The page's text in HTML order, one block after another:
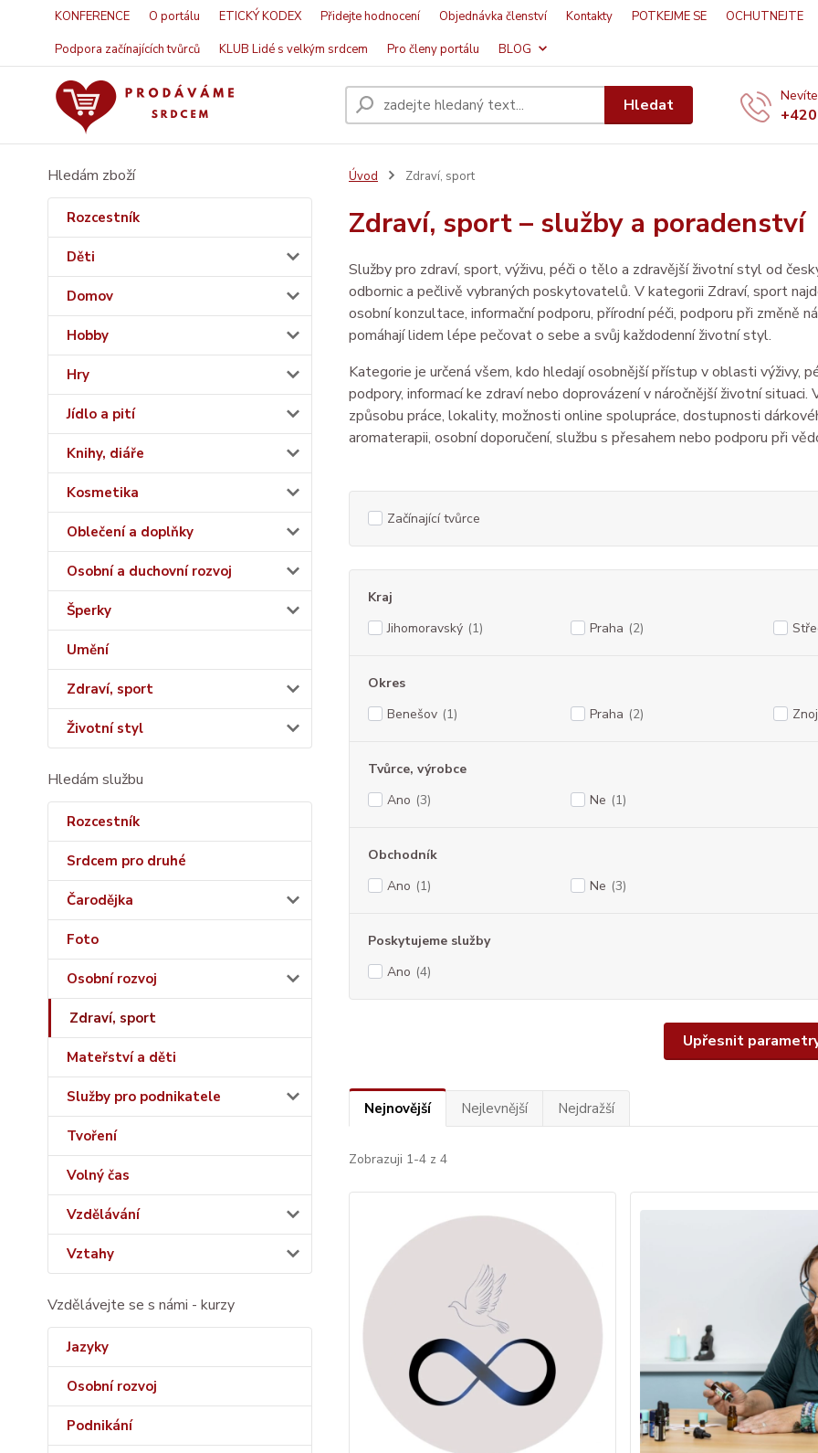
KONFERENCE O portálu ETICKÝ KODEX Přidejte hodnocení Objednávka členství Kontakty POTKEJME SE
OCHUTNEJTE
Podpora začínajících tvůrců
KLUB Lidé s velkým srdcem Pro členy portálu BLOG
Hledat
Hledám zboží
Rozcestník
Děti
Domov
Hobby
Hry
Jídlo a pití
Knihy, diáře
Kosmetika
Oblečení a doplňky
Osobní a duchovní rozvoj
Šperky
Umění
Zdraví, sport
Životní styl
Hledám službu
Rozcestník
Srdcem pro druhé
Čarodějka
Foto
Osobní rozvoj
Zdraví, sport
Mateřství a děti
Služby pro podnikatele
Tvoření
Volný čas
Vzdělávání
Vztahy
Vzdělávejte se s námi - kurzy
Jazyky
Osobní rozvoj
Podnikání
Úvod Zdraví, sport
Zdraví, sport – služby a poradenství
Služby pro zdraví, sport, výživu, péči o tělo a zdravější životní styl od
odbornic a pečlivě vybraných poskytovatelů. V kategorii Zdraví, sport
osobní konzultace, informační podporu, přírodní péči, podporu při změně
pomáhají lidem lépe pečovat o sebe a svůj každodenní životní styl.
Kategorie je určená všem, kdo hledají osobnější přístup v oblasti výživy,
podpory, informací ke zdraví nebo doprovázení v náročnější životní
způsobu práce, lokality, možnosti online spolupráce, dostupnosti
aromaterapii, osobní doporučení, službu s přesahem nebo podporu při
Upřesnit
Začínající tvůrce
Kraj
Jihomoravský (1) Praha (2)
Okres
Benešov (1) Praha (2)
Tvůrce, výrobce
Ano (3) Ne (1)
Obchodník
Ano (1) Ne (3)
Poskytujeme služby
Ano (4)
Nejnovější Nejlevnější Nejdražší
Zobrazuji 1-4 z 4